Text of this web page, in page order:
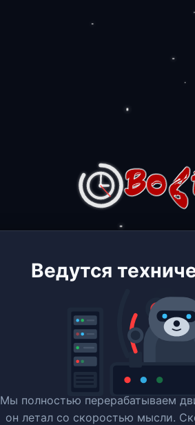
Ведутся
Мы полностью перерабатываем
он летал со скоростью мысли.